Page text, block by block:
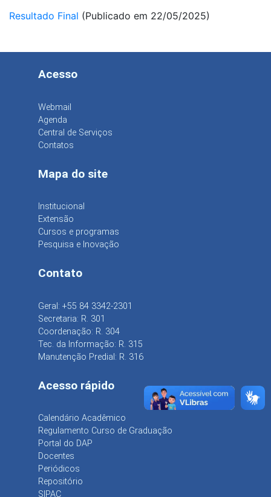
Resultado Final (Publicado em 22/05/2025)
Acesso
Webmail
Agenda
Central de Serviços
Contatos
Mapa do site
Institucional
Extensão
Cursos e programas
Pesquisa e Inovação
Contato
Geral: +55 84 3342-2301
Secretaria: R. 301
Coordenação: R. 304
Tec. da Informação: R. 315
Manutenção Predial: R. 316
Acesso rápido
Calendário Acadêmico
Regulamento Curso de Graduação
Portal do DAP
Docentes
Periódicos
Repositório
SIPAC